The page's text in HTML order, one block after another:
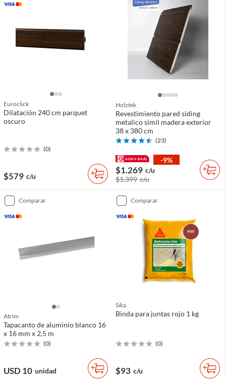
Euroclick
Dilatación 240 cm parquet
oscuro
(0)
$579 c/u
Holztek
Revestimiento pared siding
metalico simíl madera exterior
38 x 380 cm
(23)
-9%
$1.269 c/u
$1.399 c/u
comparar
Atrim
Tapacanto de aluminio blanco 16
x 16 mm x 2,5 m
(0)
USD 10 unidad
comparar
Sika
Binda para juntas rojo 1 kg
(0)
$93 c/u